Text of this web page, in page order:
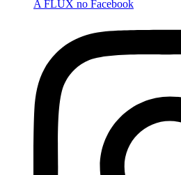
A FLUX no Facebook